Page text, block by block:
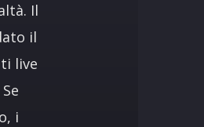
Il
il
live
i